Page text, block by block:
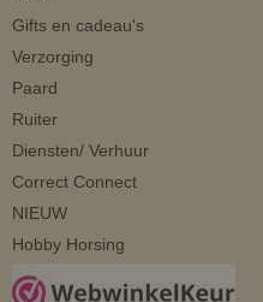
Gifts en cadeau's
Verzorging
Paard
Ruiter
Diensten/ Verhuur
Correct Connect
NIEUW
Hobby Horsing